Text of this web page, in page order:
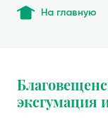
На главную
эксгумация